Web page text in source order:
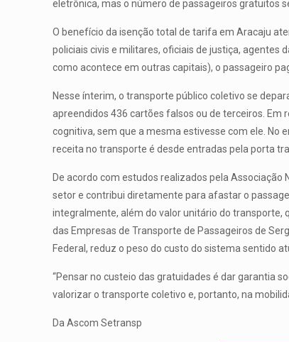
eletrônica, mas o número de passageiros gratuitos
O benefício da isenção total de tarifa em Aracaju
policiais civis e militares, oficiais de justiça, agentes
como acontece em outras capitais), o passageiro
Nesse ínterim, o transporte público coletivo se
apreendidos 436 cartões falsos ou de terceiros. Em
cognitiva, sem que a mesma estivesse com ele. No
receita no transporte é desde entradas pela porta
De acordo com estudos realizados pela
setor e contribui diretamente para afastar o
integralmente, além do valor unitário do transporte,
das Empresas de Transporte de Passageiros de
Federal, reduz o peso do custo do sistema sentido
“Pensar no custeio das gratuidades é dar garantia
valorizar o transporte coletivo e, portanto, na
Da Ascom Setransp